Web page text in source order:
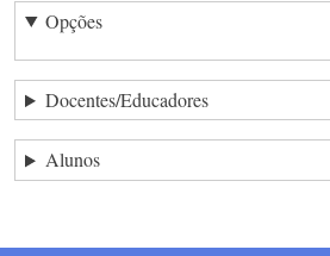
Opções
Docentes/Educadores
Alunos